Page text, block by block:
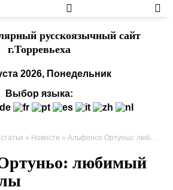
русскоязычный сайт
г.Торревьеха
2026, Понедельник
Выбор языка:
» Новости » Альфонсо Ортуньо: любимый сын Ориуэлы
любимый